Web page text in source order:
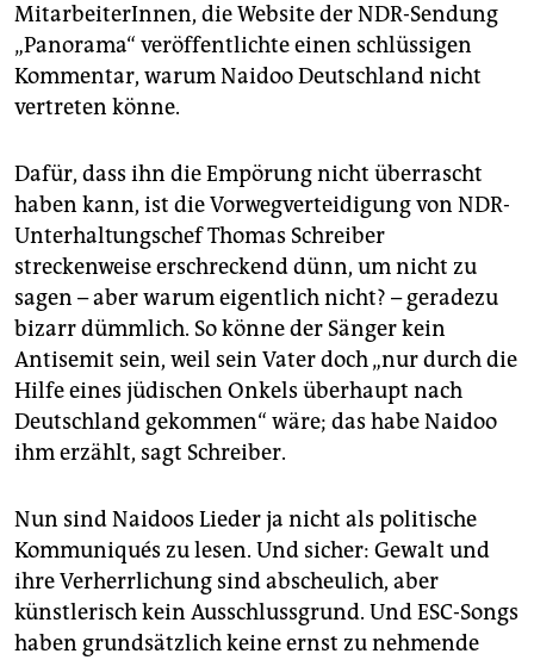
genossenschaft
epaper login
MitarbeiterInnen, die Website der NDR-Sendung
„Panorama“ veröffentlichte einen schlüssigen
Kommentar, warum Naidoo Deutschland nicht
vertreten könne.
Dafür, dass ihn die Empörung nicht überrascht
haben kann, ist die Vorwegverteidigung von NDR-
Unterhaltungschef Thomas Schreiber
streckenweise erschreckend dünn, um nicht zu
sagen – aber warum eigentlich nicht? – geradezu
bizarr dümmlich. So könne der Sänger kein
Antisemit sein, weil sein Vater doch „nur durch die
Hilfe eines jüdischen Onkels überhaupt nach
Deutschland gekommen“ wäre; das habe Naidoo
ihm erzählt, sagt Schreiber.
Nun sind Naidoos Lieder ja nicht als politische
Kommuniqués zu lesen. Und sicher: Gewalt und
ihre Verherrlichung sind abscheulich, aber
künstlerisch kein Ausschlussgrund. Und ESC-Songs
haben grundsätzlich keine ernst zu nehmende